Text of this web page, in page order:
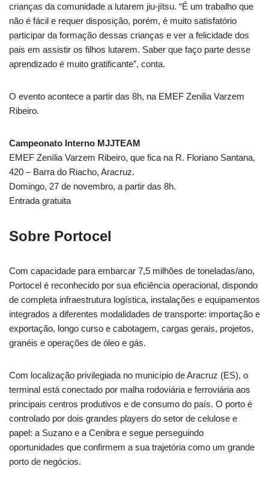
crianças da comunidade a lutarem jiu-jítsu. “É um trabalho que
não é fácil e requer disposição, porém, é muito satisfatório
participar da formação dessas crianças e ver a felicidade dos
pais em assistir os filhos lutarem. Saber que faço parte desse
aprendizado é muito gratificante”, conta.
O evento acontece a partir das 8h, na EMEF Zenilia Varzem
Ribeiro.
Campeonato Interno MJJTEAM
EMEF Zenília Varzem Ribeiro, que fica na R. Floriano Santana,
420 – Barra do Riacho, Aracruz.
Domingo, 27 de novembro, a partir das 8h.
Entrada gratuita
Sobre Portocel
Com capacidade para embarcar 7,5 milhões de toneladas/ano,
Portocel é reconhecido por sua eficiência operacional, dispondo
de completa infraestrutura logística, instalações e equipamentos
integrados a diferentes modalidades de transporte: importação e
exportação, longo curso e cabotagem, cargas gerais, projetos,
granéis e operações de óleo e gás.
Com localização privilegiada no município de Aracruz (ES), o
terminal está conectado por malha rodoviária e ferroviária aos
principais centros produtivos e de consumo do país. O porto é
controlado por dois grandes players do setor de celulose e
papel: a Suzano e a Cenibra e segue perseguindo
oportunidades que confirmem a sua trajetória como um grande
porto de negócios.